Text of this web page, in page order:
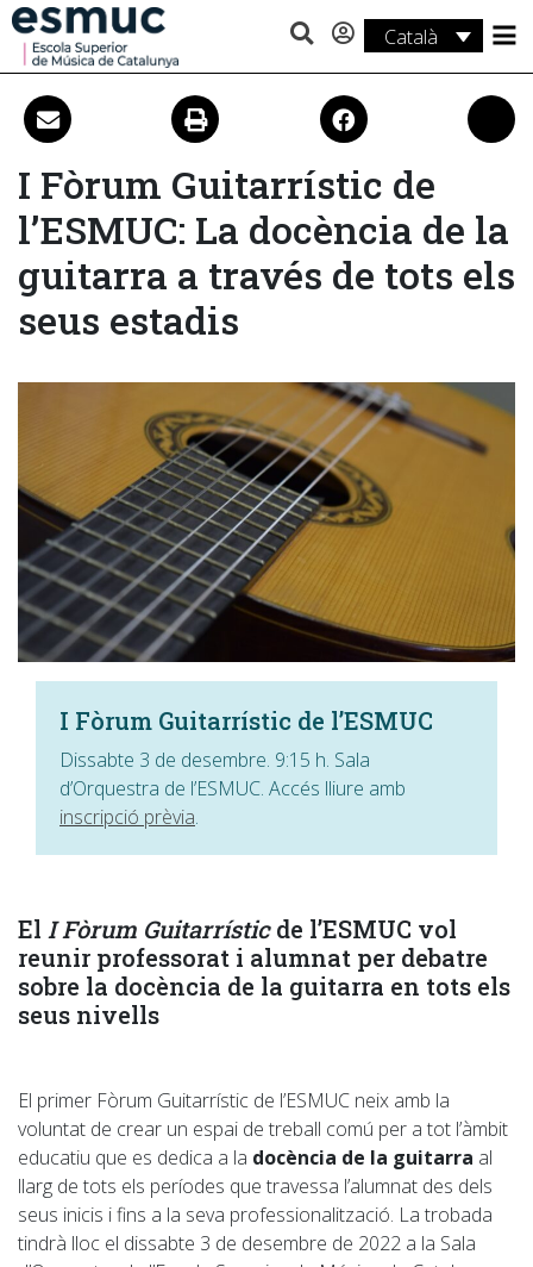
Català
Estudis
Recerca
Serveis
Activitats
I Fòrum Guitarrístic de
l’ESMUC: La docència de la
guitarra a través de tots els
seus estadis
I Fòrum Guitarrístic de l’ESMUC
Dissabte 3 de desembre. 9:15 h. Sala
d’Orquestra de l’ESMUC. Accés lliure amb
inscripció prèvia.
El I Fòrum Guitarrísticde l’ESMUC vol
reunir professorat i alumnat per debatre
sobre la docència de la guitarra en tots els
seus nivells
El primer Fòrum Guitarrístic de l’ESMUC neix amb la
voluntat de crear un espai de treball comú per a tot l’àmbit
educatiu que es dedica a la docència de la guitarra al
llarg de tots els períodes que travessa l’alumnat des dels
seus inicis i fins a la seva professionalització. La trobada
tindrà lloc el dissabte 3 de desembre de 2022 a la Sala